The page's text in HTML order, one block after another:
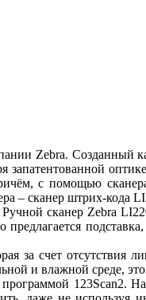
Zebra. Созданный
с помощью
– сканер штрих-кода
сканер Zebra
за счет отсутствия
и влажной среде, это
123Scan2.